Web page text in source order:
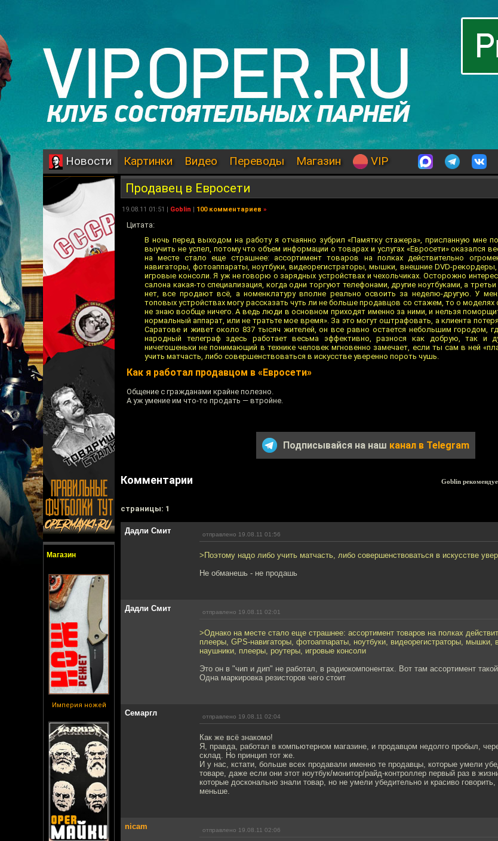
Новости Картинки Видео Переводы Магазин VIP
Магазин
Империя ножей
Продавец в Евросети
19.08.11 01:51 | Goblin | 100 комментариев »
Цитата:
В ночь перед выходом на работу я отчаянно зубрил «Памятку стажера», присланную мне
выучить не успел, потому что объем информации о товарах и услугах «Евросети» оказался
на месте стало еще страшнее: ассортимент товаров на полках действительно
навигаторы, фотоаппараты, ноутбуки, видеорегистраторы, мышки, внешние DVD-
игровые консоли. Я уж не говорю о зарядных устройствах и чехольчиках. Осторожно
салона какая-то специализация, когда одни торгуют телефонами, другие ноутбуками, а
нет, все продают всё, а номенклатуру вполне реально освоить за неделю-другую. У
топовых устройствах могу рассказать чуть ли не больше продавцов со стажем, то о моделях
не знаю вообще ничего. А ведь люди в основном приходят именно за ними, и нельзя
нормальный аппарат, или не тратьте мое время». За это могут оштрафовать, а клиента
Саратове и живет около 837 тысяч жителей, он все равно остается небольшим городом,
народный телеграф здесь работает весьма эффективно, разнося как добрую, так и
ничегошеньки не понимающий в технике человек мгновенно замечает, если ты сам в ней
учить матчасть, либо совершенствоваться в искусстве уверенно пороть чушь.
Как я работал продавцом в «Евросети»
Общение с гражданами крайне полезно.
А уж умение им что-то продать — втройне.
Подписывайся на наш канал в Telegram
Комментарии Goblin
cтраницы: 1
Дадли Смит отправлено 19.08.11 01:56
>Поэтому надо либо учить матчасть, либо совершенствоваться в искусстве
Не обманешь - не продашь
Дадли Смит отправлено 19.08.11 02:01
>Однако на месте стало еще страшнее: ассортимент товаров на полках
плееры, GPS-навигаторы, фотоаппараты, ноутбуки, видеорегистраторы, мышки,
наушники, плееры, роутеры, игровые консоли
Это он в "чип и дип" не работал, в радиокомпонентах. Вот там ассортимент
Одна маркировка резисторов чего стоит
Семаргл отправлено 19.08.11 02:04
Как же всё знакомо!
Я, правда, работал в компьютерном магазине, и продавцом недолго пробыл,
склад. Но принцип тот же.
И у нас, кстати, больше всех продавали именно те продавцы, которые умели
товаре, даже если они этот ноутбук/монитор/райд-контроллер первый раз в
которые досконально знали товар, но не умели убедительно и красиво
меньше.
nicam отправлено 19.08.11 02:06